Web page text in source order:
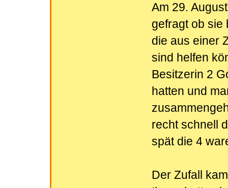
Am 29.
gefragt ob sie
die aus einer
sind helfen
Besitzerin 2
hatten und
recht schnell
spät die 4
Der Zufall